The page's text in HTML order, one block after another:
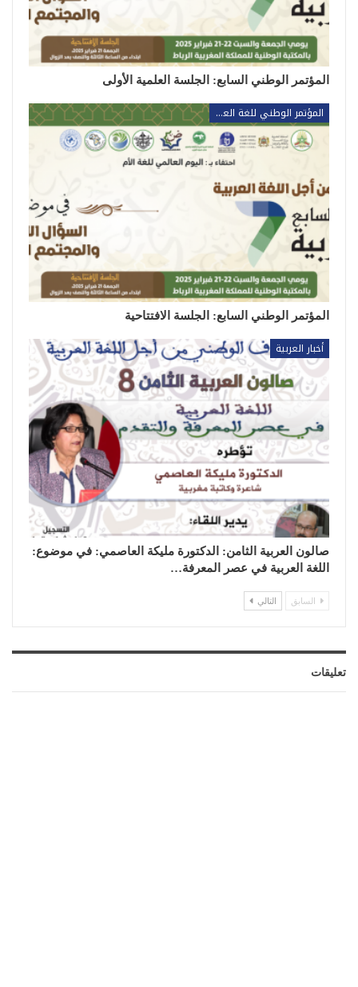
المؤتمر الوطني السابع: الجلسة العلمية الأولى
المؤتمر الوطني للغة العربية
المؤتمر الوطني السابع: الجلسة الافتتاحية
أخبار العربية
صالون العربية الثامن: الدكتورة مليكة العاصمي: في موضوع:
اللغة العربية في عصر المعرفة…
السابق التالي
تعليقات